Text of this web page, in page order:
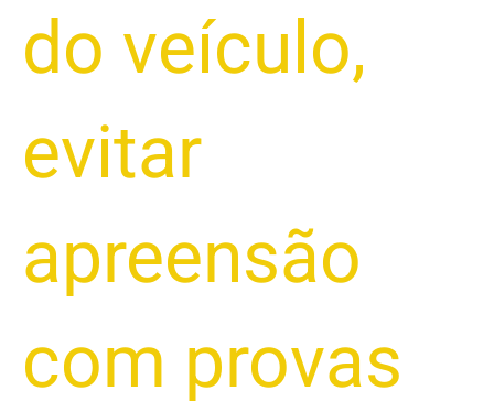
do veículo,
evitar
apreensão
com provas